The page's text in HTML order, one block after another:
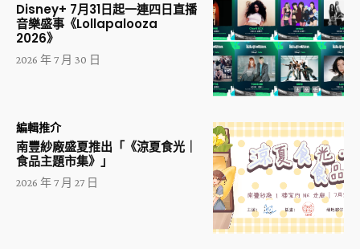
Disney+ 7月31日起一連四日直播
音樂盛事《Lollapalooza
2026》
2026 年 7 月 30 日
編輯推介
南豐紗廠盛夏推出「《涼夏食光｜
食品主題市集》」
2026 年 7 月 27 日